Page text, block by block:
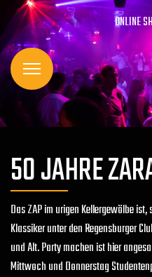
ONLINE
50 JAHRE
Das ZAP im urigen Kellergewölbe
Klassiker unter den Regensburger
und Alt. Party machen ist hier
Mittwoch und Donnerstag